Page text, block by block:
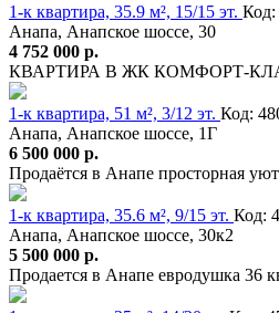
1-к квартира, 35.9 м², 15/15 эт. Код:
Анапа, Анапское шоссе, 30
4 752 000 р.
КВАРТИРА В ЖК КОМФОРТ-
1-к квартира, 51 м², 3/12 эт. Код:
Анапа, Анапское шоссе, 1Г
6 500 000 р.
Продаётся в Анапе просторная
1-к квартира, 35.6 м², 9/15 эт. Код:
Анапа, Анапское шоссе, 30к2
5 500 000 р.
Продается в Анапе евродушка 36